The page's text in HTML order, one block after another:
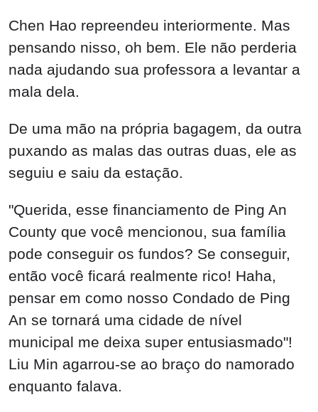
Chen Hao repreendeu interiormente. Mas
pensando nisso, oh bem. Ele não perderia
nada ajudando sua professora a levantar a
mala dela.
De uma mão na própria bagagem, da outra
puxando as malas das outras duas, ele as
seguiu e saiu da estação.
"Querida, esse financiamento de Ping An
County que você mencionou, sua família
pode conseguir os fundos? Se conseguir,
então você ficará realmente rico! Haha,
pensar em como nosso Condado de Ping
An se tornará uma cidade de nível
municipal me deixa super entusiasmado"!
Liu Min agarrou-se ao braço do namorado
enquanto falava.